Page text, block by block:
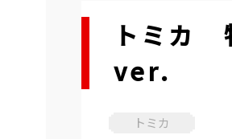
トミカ
ver.
トミカ